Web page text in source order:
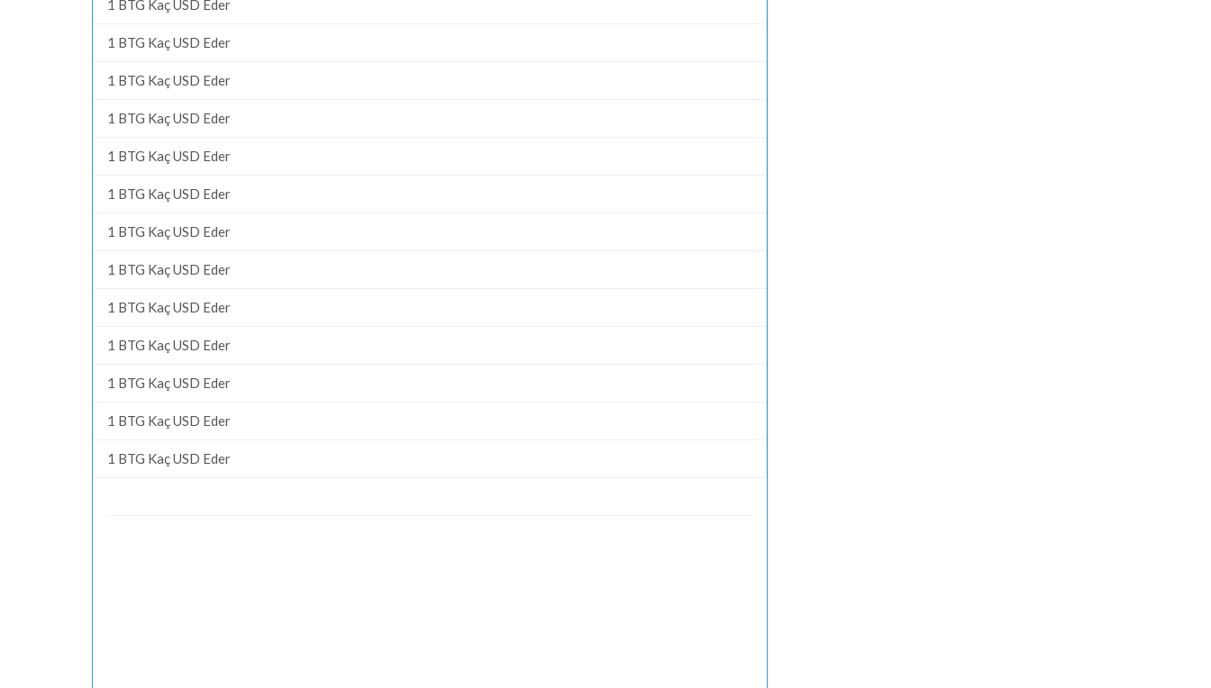
1 BTG Kaç USD Eder
1 BTG Kaç USD Eder
1 BTG Kaç USD Eder
1 BTG Kaç USD Eder
1 BTG Kaç USD Eder
1 BTG Kaç USD Eder
1 BTG Kaç USD Eder
1 BTG Kaç USD Eder
1 BTG Kaç USD Eder
1 BTG Kaç USD Eder
1 BTG Kaç USD Eder
1 BTG Kaç USD Eder
1 BTG Kaç USD Eder